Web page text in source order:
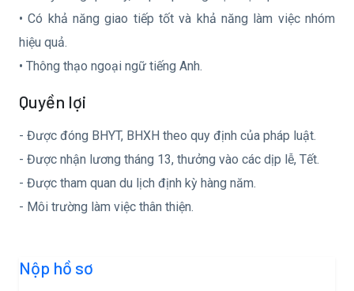
• Có khả năng giao tiếp tốt và khả năng làm việc nhóm
hiệu quả.
• Thông thạo ngoại ngữ tiếng Anh.
Quyền lợi
- Được đóng BHYT, BHXH theo quy định của pháp luật.
- Được nhận lương tháng 13, thưởng vào các dịp lễ, Tết.
- Được tham quan du lịch định kỳ hàng năm.
- Môi trường làm việc thân thiện.
Nộp hồ sơ